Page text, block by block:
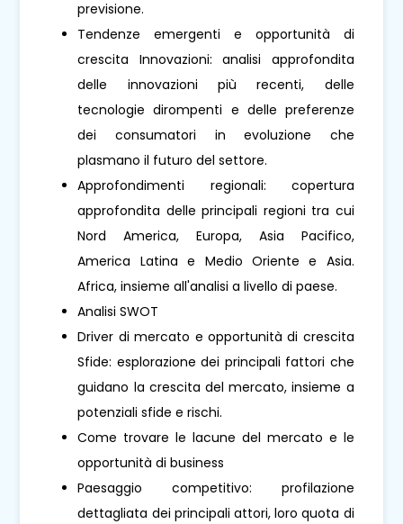
previsione.
Tendenze emergenti e opportunità di
crescita Innovazioni: analisi approfondita
delle innovazioni più recenti, delle
tecnologie dirompenti e delle preferenze
dei consumatori in evoluzione che
plasmano il futuro del settore.
Approfondimenti regionali: copertura
approfondita delle principali regioni tra cui
Nord America, Europa, Asia Pacifico,
America Latina e Medio Oriente e Asia.
Africa, insieme all'analisi a livello di paese.
Analisi SWOT
Driver di mercato e opportunità di crescita
Sfide: esplorazione dei principali fattori che
guidano la crescita del mercato, insieme a
potenziali sfide e rischi.
Come trovare le lacune del mercato e le
opportunità di business
Paesaggio competitivo: profilazione
dettagliata dei principali attori, loro quota di